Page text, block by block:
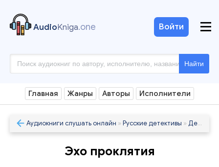
AudioKniga.one
Найти
Войти
Главная Жанры Авторы Исполнители
Аудиокниги слушать онлайн » Русские детективы » Детективы
Эхо проклятия